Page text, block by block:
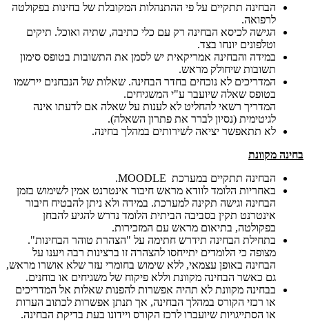
הבחינה תתקיים על פי ההתנהלות המקובלת של בחינות בפקולטה
לרפואה.
הגישה לכיסא הבחינה רק עם כלי כתיבה, שתיה ואוכל. תיקים
וטלפונים יונחו בצד.
במידה והבחינה אמריקאית יש לסמן את התשובות בטופס סימון
תשובות שיחולק מראש.
המדריכים לא נוכחים בחדר הבחינה. שאלות של הנבחנים יירשמו
בטופס שאלה שיועבר ע"י המשגיחים.
המדריך רשאי להחליט לא לענות על שאלה אם לדעתו אינה
לגיטימית (נסיון לברר את פתרון השאלה).
לא תתאפשר יציאה לשירותים במהלך בחינה.
בחינה מקוונת
הבחינה תתקיים במערכת MOODLE.
באחריות הלומד לוודא מראש חיבור אינטרנט אמין לשימוש בזמן
הבחינה וגישה תקינה למערכת. במידה ולא ניתן להבטיח חיבור
אינטרנט תקין בסביבה הביתית הלומד נדרש להגיע להבחן
בפקולטה, בתיאום מראש עם המזכירות.
בתחילת הבחינה תידרש חתימה על "הצהרת טוהר הבחינות".
מצופה כי הלומדים יתייחסו להצהרה זו ברצינות רבה ויענו על
הבחינה באופן עצמאי, ללא שימוש בחומרי עזר שלא אושרו מראש,
גם כאשר הבחינה מקוונת וללא פיקוח של משגיחים או בוחנים.
בבחינה מקוונת לא תהיה אפשרות להפנות שאלות אל המדריכים
או רכזי הקורס במהלך הבחינה, אך תנתן אפשרות לכתוב הערות
או הסתייגויות שיועברו לרכז הקורס ויידונו בעת בדיקת הבחינה.